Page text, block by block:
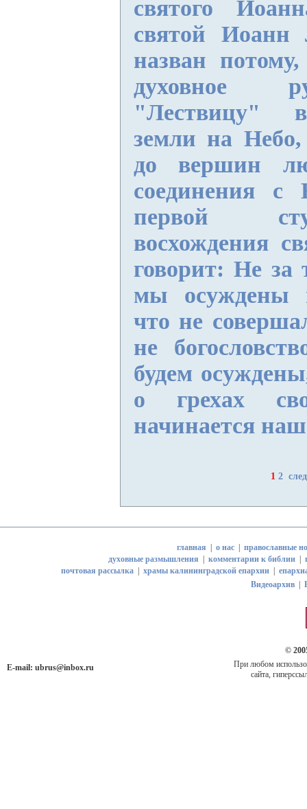
святого
святой Иоанн
назван
духовное
"Лествицу"
земли на Небо,
до вершин
соединения
первой
восхождения
говорит: Не за
мы осуждены
что не
не
будем
о грехах
начинается
1 2
главная о нас| православные
духовные размышления
комментарии к библии
почтовая рассылка| храмы калининградской епархии|
Видеоархив
E-mail: ubrus@inbox.ru
©
При любом
сайта,